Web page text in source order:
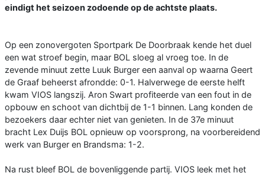
eindigt het seizoen zodoende op de achtste plaats.
Op een zonovergoten Sportpark De Doorbraak kende het duel
een wat stroef begin, maar BOL sloeg al vroeg toe. In de
zevende minuut zette Luuk Burger een aanval op waarna Geert
de Graaf beheerst afrondde: 0-1. Halverwege de eerste helft
kwam VIOS langszij. Aron Swart profiteerde van een fout in de
opbouw en schoot van dichtbij de 1-1 binnen. Lang konden de
bezoekers daar echter niet van genieten. In de 37e minuut
bracht Lex Duijs BOL opnieuw op voorsprong, na voorbereidend
werk van Burger en Brandsma: 1-2.
Na rust bleef BOL de bovenliggende partij. VIOS leek met het